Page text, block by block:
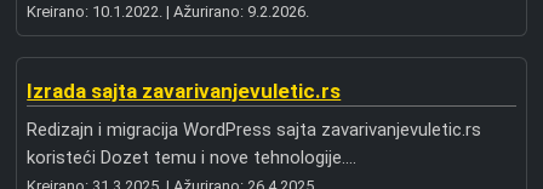
Kreirano: 10.1.2022. | Ažurirano: 9.2.2026.
Izrada sajta zavarivanjevuletic.rs
Redizajn i migracija WordPress sajta zavarivanjevuletic.rs
koristeći Dozet temu i nove tehnologije....